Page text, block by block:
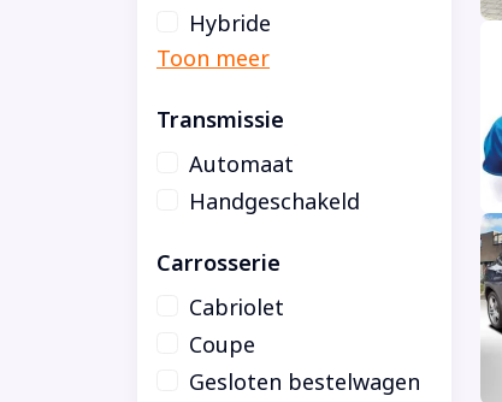
Hybride
Transmissie
Automaat
Handgeschakeld
Carrosserie
Cabriolet
Coupe
Gesloten bestelwagen